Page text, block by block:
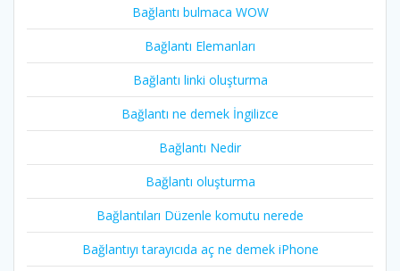
Bağlantı bulmaca WOW
Bağlantı Elemanları
Bağlantı linki oluşturma
Bağlantı ne demek İngilizce
Bağlantı Nedir
Bağlantı oluşturma
Bağlantıları Düzenle komutu nerede
Bağlantıyı tarayıcıda aç ne demek iPhone